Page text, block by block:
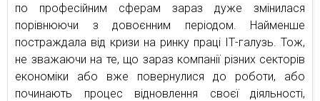
по професійним сферам зараз дуже змінилася
порівнюючи з довоєнним періодом. Найменше
постраждала від кризи на ринку праці ІТ-галузь. Тож,
не зважаючи на те, що зараз компанії різних секторів
економіки або вже повернулися до роботи, або
починають процес відновлення своєї діяльності,